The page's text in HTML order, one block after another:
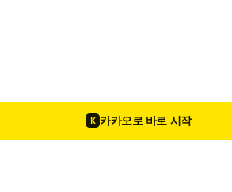
K 카카오로 바로 시작